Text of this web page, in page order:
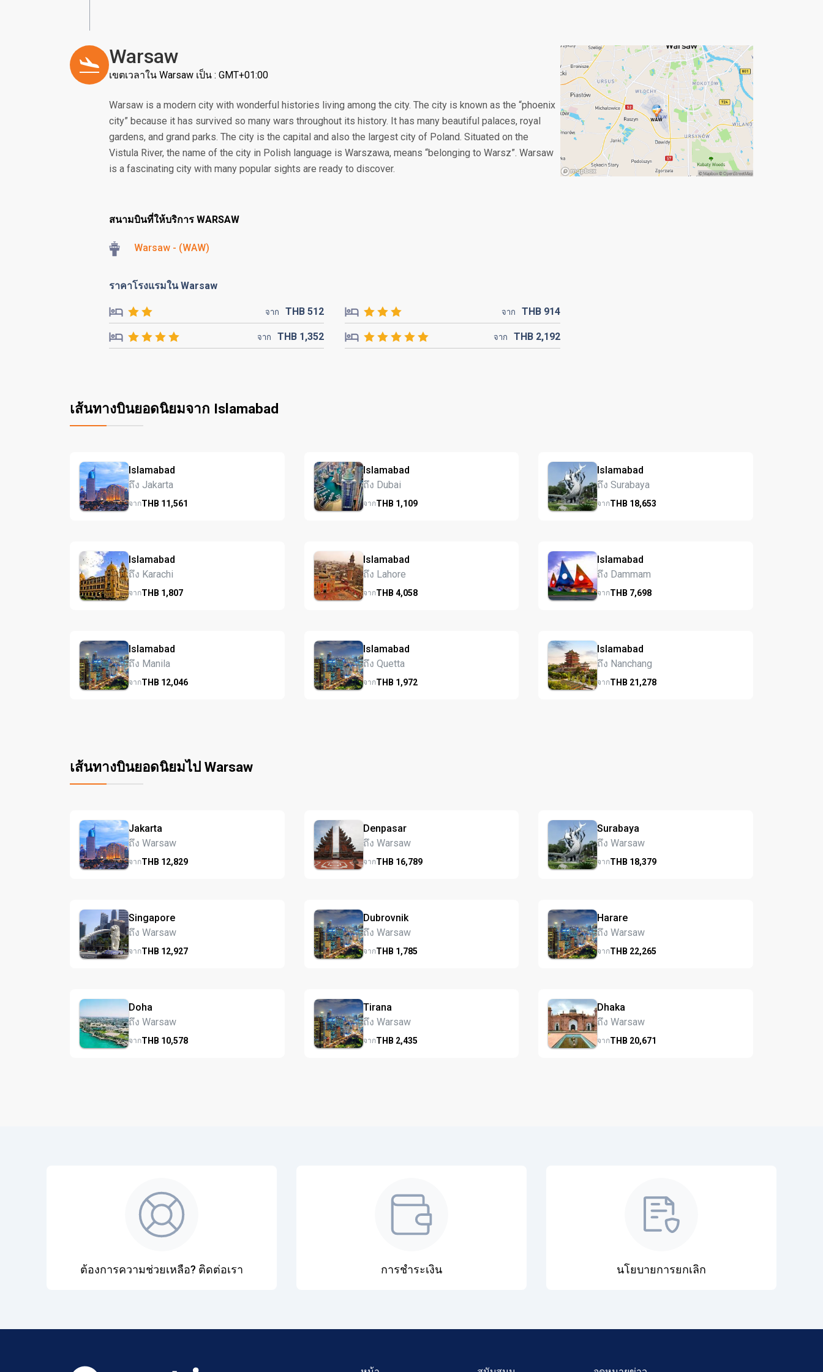
Warsaw
เขตเวลาใน Warsaw เป็น : GMT+01:00
Warsaw is a modern city with wonderful histories living among the city. The city is known as the “phoenix
city” because it has survived so many wars throughout its history. It has many beautiful palaces, royal
gardens, and grand parks. The city is the capital and also the largest city of Poland. Situated on the
Vistula River, the name of the city in Polish language is Warszawa, means “belonging to Warsz”. Warsaw
is a fascinating city with many popular sights are ready to discover.
สนามบินที่ให้บริการ WARSAW
Warsaw - (WAW)
ราคาโรงแรมใน Warsaw
จาก THB512 จาก THB 914
จาก THB 1,352 จาก THB 2,192
เส้นทางบินยอดนิยมจาก Islamabad
Islamabad
ถึง Jakarta
จากTHB 11,561
Islamabad
ถึง Dubai
จากTHB 1,109
Islamabad
ถึง Surabaya
จากTHB 18,653
Islamabad
ถึง Karachi
จากTHB 1,807
Islamabad
ถึง Lahore
จากTHB 4,058
Islamabad
ถึง Dammam
จากTHB 7,698
Islamabad
ถึง Manila
จากTHB 12,046
Islamabad
ถึง Quetta
จากTHB 1,972
Islamabad
ถึง Nanchang
จากTHB 21,278
เส้นทางบินยอดนิยมไป Warsaw
Jakarta
ถึง Warsaw
จากTHB 12,829
Denpasar
ถึง Warsaw
จากTHB 16,789
Surabaya
ถึง Warsaw
จากTHB 18,379
Singapore
ถึง Warsaw
จากTHB 12,927
Dubrovnik
ถึง Warsaw
จากTHB 1,785
Harare
ถึง Warsaw
จากTHB 22,265
Doha
ถึง Warsaw
จากTHB 10,578
Tirana
ถึง Warsaw
จากTHB 2,435
Dhaka
ถึง Warsaw
จากTHB 20,671
ต้องการความช่วยเหลือ? ติดต่อเรา การชำระเงิน นโยบายการยกเลิก